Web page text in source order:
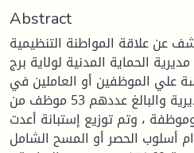
Abstract
عن علاقة المواطنة التنظيمية
الحماية المدنية لولاية برج
علي الموظفين أو العاملين في
مختلف المصالح لهذه المديرية والبالغ عددهم 53 موظف من
، وتم توزيع إستبانة أعدت
أسلوب الحصر أو المسح الشامل